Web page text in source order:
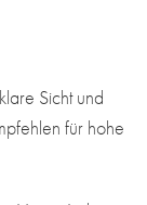
Sicht und
für hohe